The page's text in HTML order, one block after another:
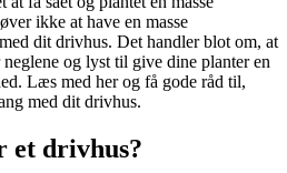
ikke at have en masse
dit drivhus. Det handler blot om, at
og lyst til give dine planter en
Læs med her og få gode råd til,
med dit drivhus.
et drivhus?